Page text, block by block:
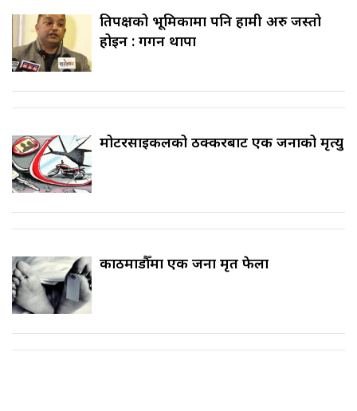
प्रतिपक्षको भूमिकामा पनि हामी अरु जस्तो
होइन : गगन थापा
मोटरसाइकलको ठक्करबाट एक जनाको मृत्यु
काठमाडौँमा एक जना मृत फेला